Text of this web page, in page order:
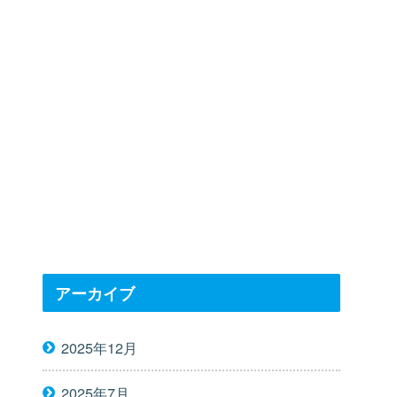
アーカイブ
2025年12月
2025年7月